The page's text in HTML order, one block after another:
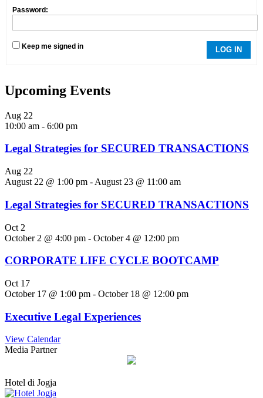
Password:
Keep me signed in LOG IN
Upcoming Events
Aug 22
10:00 am - 6:00 pm
Legal Strategies for SECURED TRANSACTIONS
Aug 22
August 22 @ 1:00 pm - August 23 @ 11:00 am
Legal Strategies for SECURED TRANSACTIONS
Oct 2
October 2 @ 4:00 pm - October 4 @ 12:00 pm
CORPORATE LIFE CYCLE BOOTCAMP
Oct 17
October 17 @ 1:00 pm - October 18 @ 12:00 pm
Executive Legal Experiences
View Calendar
Media Partner
Hotel di Jogja